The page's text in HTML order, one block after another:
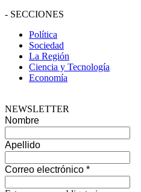
- SECCIONES
Política
Sociedad
La Región
Ciencia y Tecnología
Economía
NEWSLETTER
Nombre
Apellido
Correo electrónico *